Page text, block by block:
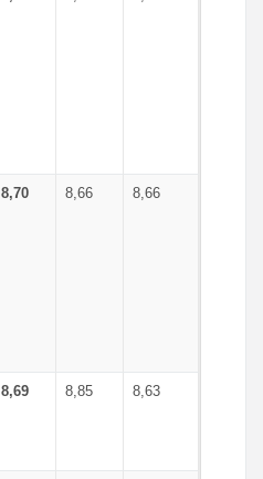
8,70 8,66 8,66
8,69 8,85 8,63